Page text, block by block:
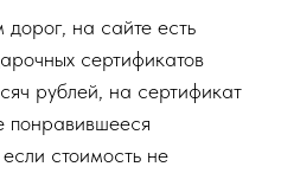
дорог, на сайте есть
сертификатов
рублей, на сертификат
понравившееся
стоимость не